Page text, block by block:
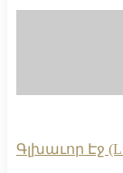
Գլխաւոր Էջ